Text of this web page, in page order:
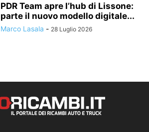
PDR Team apre l’hub di Lissone:
parte il nuovo modello digitale...
Marco Lasala - 28 Luglio 2026